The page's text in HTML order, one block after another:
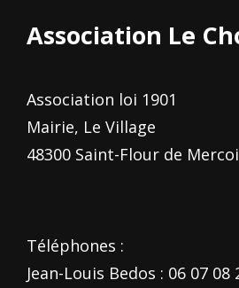
Association Le
Association loi 1901
Mairie, Le Village
48300 Saint-Flour de
Téléphones :
Jean-Louis Bedos : 06 07 08